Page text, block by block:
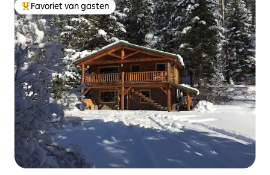
Topfavoriet van gasten
Favoriet van gasten